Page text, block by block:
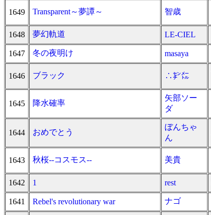
1649 Transparent～夢譚～ 智歳
1648 夢幻軌道 LE-CIEL
1647 冬の夜明け masaya
1646 ブラック ∴㌢㍍
1645 降水確率
矢部ソー
ダ
1644 おめでとう
ぼんちゃ
ん
1643 秋桜--コスモス-- 美貴
1642 1 rest
1641 Rebel's revolutionary war ナゴ